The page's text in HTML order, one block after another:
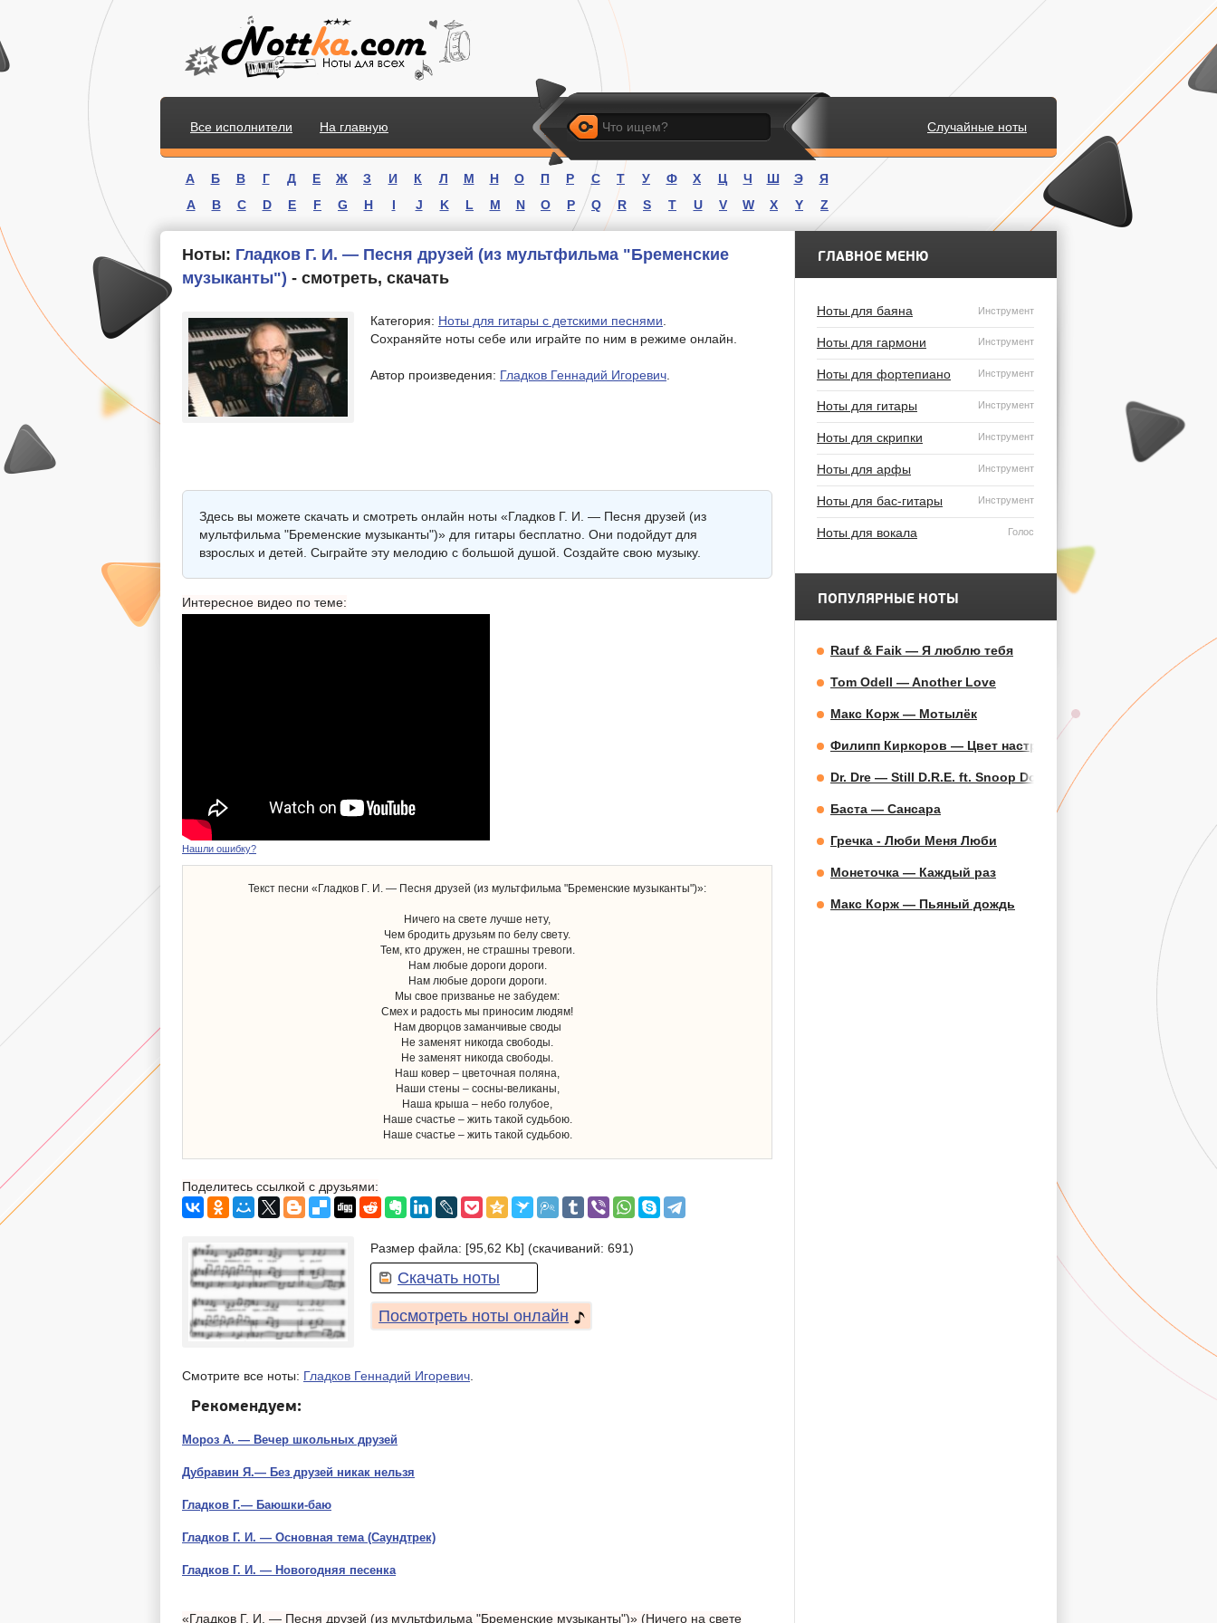
Все исполнители На главную Случайные ноты
Искать
.
А Б В Г Д Е Ж З И К Л М Н О П Р С Т У Ф Х Ц Ч Ш Э
Я
A
B C D E F G H I J K L M N O P Q R S T U V W X Y Z
Ноты: Гладков Г. И. — Песня друзей (из мультфильма "Бременские
музыканты") - смотреть, скачать
Категория: Ноты для гитары с детскими песнями
Сохраняйте ноты себе или играйте по ним в режиме онлайн.
Автор произведения: Гладков Геннадий Игоревич
Здесь вы можете скачать и смотреть онлайн ноты «Гладков Г. И. — Песня друзей (из
мультфильма "Бременские музыканты")» для гитары бесплатно. Они подойдут для
взрослых и детей. Сыграйте эту мелодию с большой душой. Создайте свою музыку.
Интересное видео по теме:
Нашли ошибку?
Текст песни «Гладков Г. И. — Песня друзей (из мультфильма "Бременские музыканты")»:
Ничего на свете лучше нету,
Чем бродить друзьям по белу свету.
Тем, кто дружен, не страшны тревоги.
Нам любые дороги дороги.
Нам любые дороги дороги.
Мы свое призванье не забудем:
Смех и радость мы приносим людям!
Нам дворцов заманчивые своды
Не заменят никогда свободы.
Не заменят никогда свободы.
Наш ковер – цветочная поляна,
Наши стены – сосны-великаны,
Наша крыша – небо голубое,
Наше счастье – жить такой судьбою.
Наше счастье – жить такой судьбою.
Поделитесь ссылкой с друзьями:
Размер файла: [95,62 Kb] (cкачиваний: 691)
Скачать ноты
Посмотреть ноты онлайн
Смотрите все ноты: Гладков Геннадий Игоревич
Рекомендуем:
Мороз А. — Вечер школьных друзей
Дубравин Я.— Без друзей никак нельзя
Гладков Г.— Баюшки-баю
Гладков Г. И. — Основная тема (Саундтрек)
Гладков Г. И. — Новогодняя песенка
«Гладков Г. И. — Песня друзей (из мультфильма "Бременские музыканты")» (Ничего на свете
ГЛАВНОЕ МЕНЮ
Ноты для баяна Инструмент
Ноты для гармони Инструмент
Ноты для фортепиано Инструмент
Ноты для гитары Инструмент
Ноты для скрипки Инструмент
Ноты для арфы Инструмент
Ноты для бас-гитары Инструмент
Ноты для вокала Голос
ПОПУЛЯРНЫЕ НОТЫ
Rauf & Faik — Я люблю тебя
Tom Odell — Another Love
Макс Корж — Мотылёк
Филипп Киркоров — Цвет настроения синий
Dr. Dre — Still D.R.E. ft. Snoop Dogg
Баста — Сансара
Гречка - Люби Меня Люби
Монеточка — Каждый раз
Макс Корж — Пьяный дождь